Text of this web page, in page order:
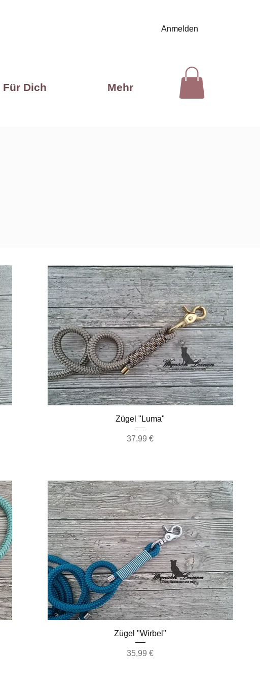
Für Dich Mehr
Anmelden
Schnellansicht
Zügel "Luma"
Preis
37,99 €
Schnellansicht
Zügel "Wirbel"
Preis
35,99 €